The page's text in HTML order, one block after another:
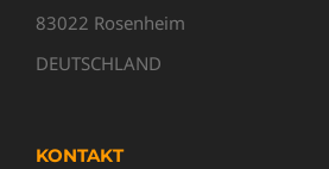
83022 Rosenheim
DEUTSCHLAND
KONTAKT